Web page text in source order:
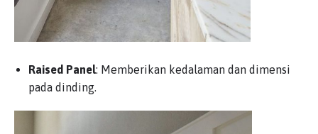
Raised Panel: Memberikan kedalaman dan dimensi
pada dinding.